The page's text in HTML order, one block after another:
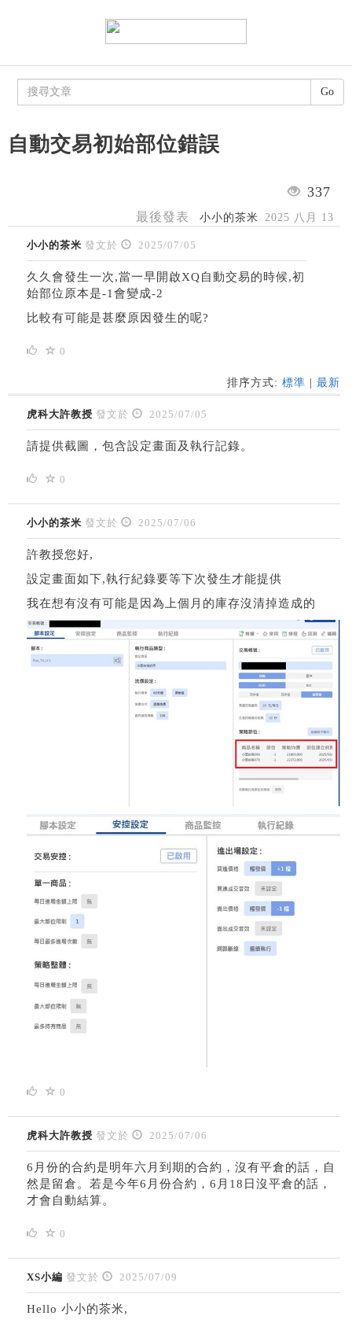
自動交易初始部位錯誤
337
最後發表 小小的茶米 2025 八月 13
小小的茶米 發文於 2025/07/05
久久會發生一次,當一早開啟XQ自動交易的時候,初
始部位原本是-1會變成-2
比較有可能是甚麼原因發生的呢?
0
排序方式: 標準 最新
虎科大許教授 發文於 2025/07/05
請提供截圖，包含設定畫面及執行記錄。
0
小小的茶米 發文於 2025/07/06
許教授您好,
設定畫面如下,執行紀錄要等下次發生才能提供
我在想有沒有可能是因為上個月的庫存沒清掉造成的
0
虎科大許教授 發文於 2025/07/06
6月份的合約是明年六月到期的合約，沒有平倉的話，自
然是留倉。若是今年6月份合約，6月18日沒平倉的話，
才會自動結算。
0
XS小編 發文於 2025/07/09
Hello 小小的茶米,
Go